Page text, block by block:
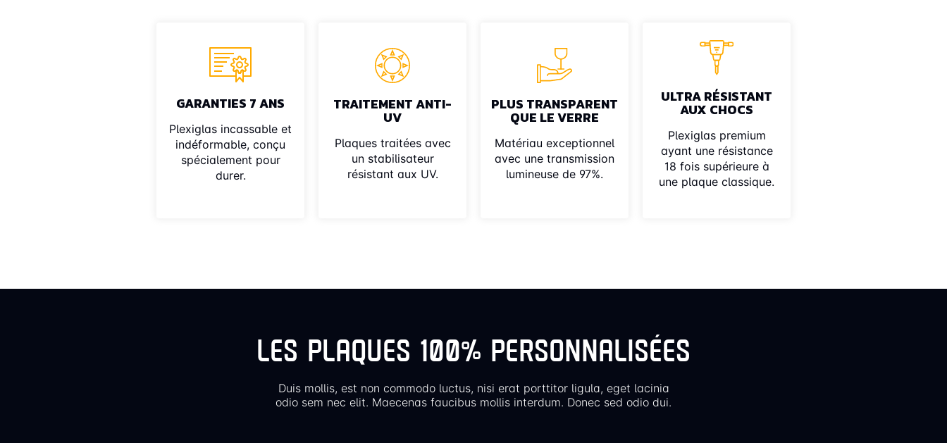
GARANTIES 7 ANS
Plexiglas incassable et
indéformable, conçu
spécialement pour
durer.
TRAITEMENT ANTI-
UV
Plaques traitées avec
un stabilisateur
résistant aux UV.
PLUS TRANSPARENT
QUE LE VERRE
Matériau exceptionnel
avec une transmission
lumineuse de 97%.
ULTRA RÉSISTANT
AUX CHOCS
Plexiglas premium
ayant une résistance
18 fois supérieure à
une plaque classique.
LES PLAQUES 100% PERSONNALISÉES
Duis mollis, est non commodo luctus, nisi erat porttitor ligula, eget lacinia
odio sem nec elit. Maecenas faucibus mollis interdum. Donec sed odio dui.